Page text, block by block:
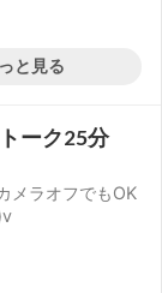
と見る
ーク25分
メラオフでもOK